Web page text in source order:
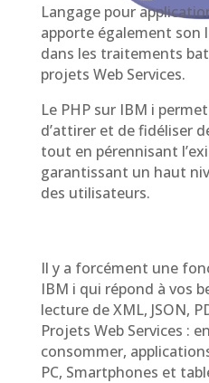
Langage pour
apporte également
dans les traitements
projets Web Services.
Le PHP sur IBM i
d’attirer et de fidéliser
tout en pérennisant
garantissant un haut
des utilisateurs.
Il y a forcément une
IBM i qui répond à vos
lecture de XML, JSON,
Projets Web Services :
consommer,
PC, Smartphones et